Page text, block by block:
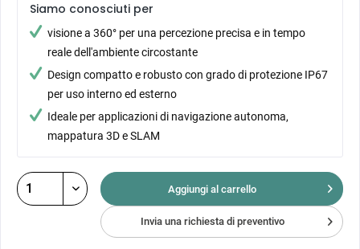
Siamo conosciuti per
visione a 360° per una percezione precisa e in tempo
reale dell'ambiente circostante
Design compatto e robusto con grado di protezione IP67
per uso interno ed esterno
Ideale per applicazioni di navigazione autonoma,
mappatura 3D e SLAM
Aggiungi al carrello
Invia una richiesta di preventivo